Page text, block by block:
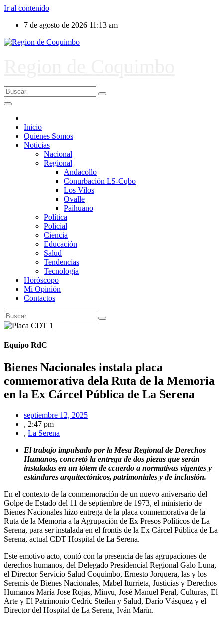
Ir al contenido
7 de agosto de 2026 11:13 am
Inicio
Quienes Somos
Noticias
Nacional
Regional
Andacollo
Conurbación LS-Cqbo
Los Vilos
Ovalle
Paihuano
Política
Policial
Ciencia
Educación
Salud
Tendencias
Tecnología
Horóscopo
Mi Opinión
Contactos
Equipo RdC
Bienes Nacionales instala placa
conmemorativa dela Ruta de la Memoria
en la Ex Cárcel Pública de La Serena
septiembre 12, 2025
, 2:47 pm
, La Serena
El trabajo impulsado por la Mesa Regional de Derechos
Humanos, concretó la entrega de dos piezas que serán
instaladas en un tótem de acuerdo a normativas vigentes y
estándares arquitectónicos, patrimoniales y de inclusión.
En el contexto de la conmemoración de un nuevo aniversario del
Golpe de Estado del 11 de septiembre de 1973, el ministerio de
Bienes Nacionales hizo entrega de la placa conmemorativa de la
Ruta de la Memoria a la Agrupación de Ex Presos Políticos de La
Serena, para ser instalada en el frontis de la Ex Cárcel Pública de La
Serena, actual CDT Hospital de La Serena.
Este emotivo acto, contó con la presencia de las agrupaciones de
derechos humanos, del Delegado Presidencial Regional Galo Luna,
el Director Servicio Salud Coquimbo, Ernesto Jorquera, las y los
Seremis de Bienes Nacionales, Mabel Iturrieta, Justicias y Derechos
Humanos María Jose Rojas, Minvu, José Manuel Peral, Culturas, El
Arte y El Patrimonio Cedric Steilen y Salud, Darío Vásquez y el
Director del Hospital de La Serena, Iván Marín.